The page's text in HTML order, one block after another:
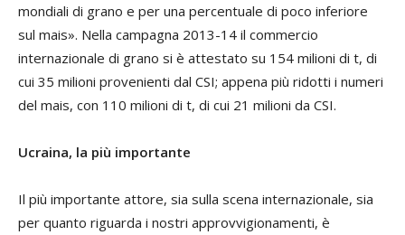
mondiali di grano e per una percentuale di poco inferiore
sul mais». Nella campagna 2013-14 il commercio
internazionale di grano si è attestato su 154 milioni di t, di
cui 35 milioni provenienti dal CSI; appena più ridotti i numeri
del mais, con 110 milioni di t, di cui 21 milioni da CSI.
Ucraina, la più importante
Il più importante attore, sia sulla scena internazionale, sia
per quanto riguarda i nostri approvvigionamenti, è